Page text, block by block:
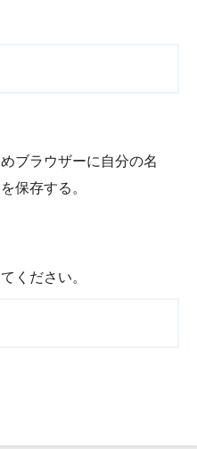
ブラウザーに自分の名
保存する。
ください。